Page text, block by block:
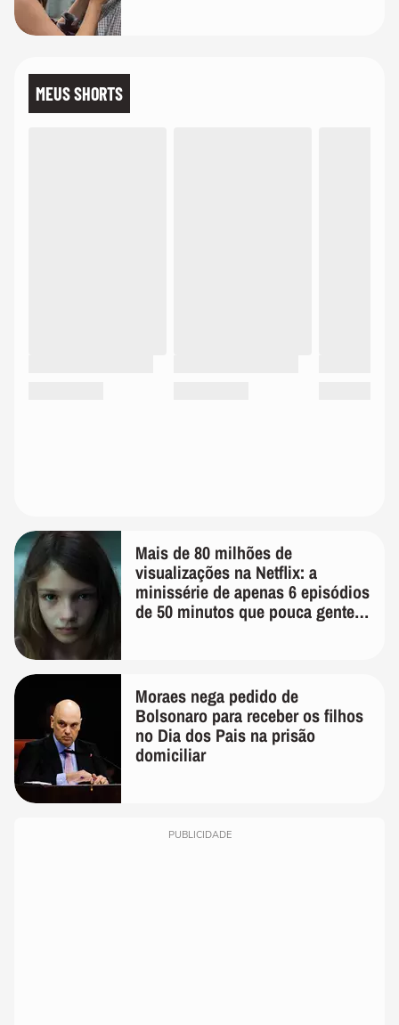
MEUS SHORTS
Mais de 80 milhões de
visualizações na Netflix: a
minissérie de apenas 6 episódios
de 50 minutos que pouca gente
Moraes nega pedido de
Bolsonaro para receber os filhos
no Dia dos Pais na prisão
domiciliar
PUBLICIDADE